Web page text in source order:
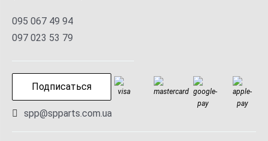
095 067 49 94
097 023 53 79
Подписаться
spp@spparts.com.ua